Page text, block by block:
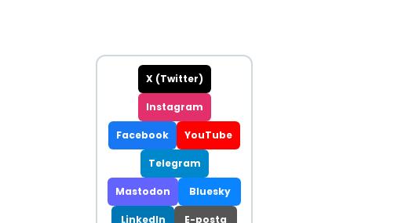
X (Twitter)
Instagram
Facebook YouTube
Telegram
Mastodon Bluesky
LinkedIn E-posta